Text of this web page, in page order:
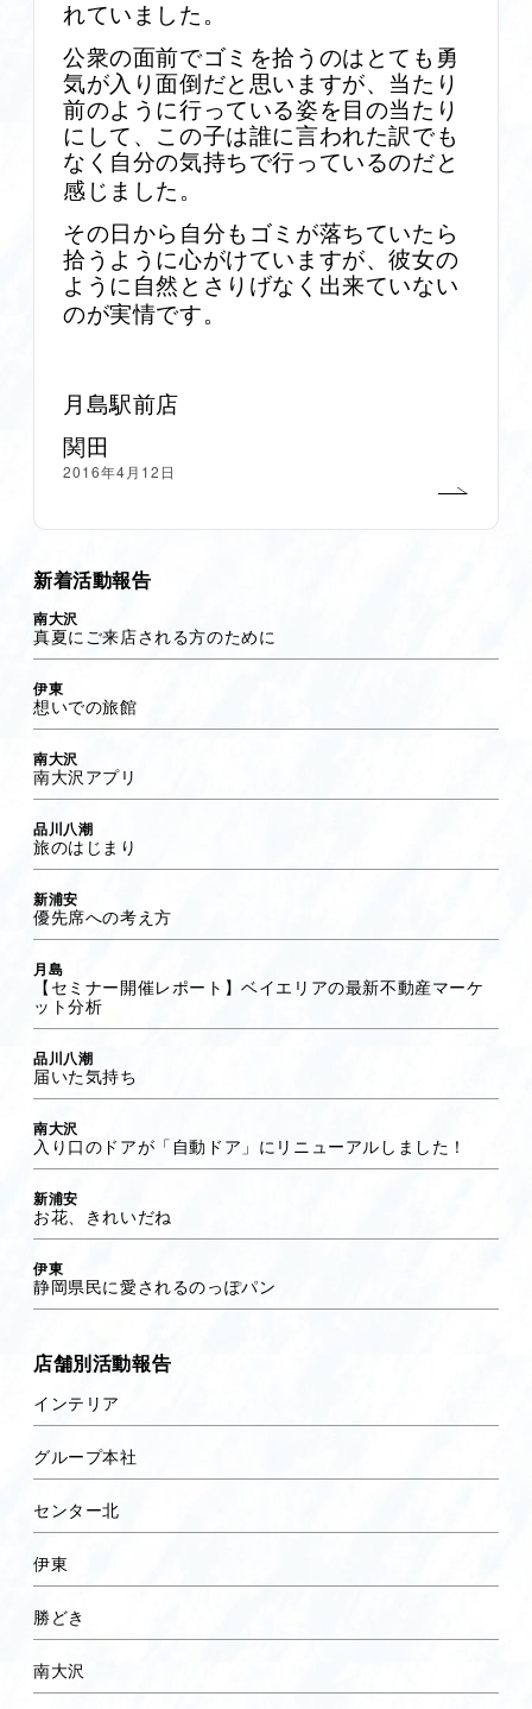
れていました。
公衆の面前でゴミを拾うのはとても勇
気が入り面倒だと思いますが、当たり
前のように行っている姿を目の当たり
にして、この子は誰に言われた訳でも
なく自分の気持ちで行っているのだと
感じました。
その日から自分もゴミが落ちていたら
拾うように心がけていますが、彼女の
ように自然とさりげなく出来ていない
のが実情です。
月島駅前店
関田
2016年4月12日
新着活動報告
南大沢
真夏にご来店される方のために
伊東
想いでの旅館
南大沢
南大沢アプリ
品川八潮
旅のはじまり
新浦安
優先席への考え方
月島
【セミナー開催レポート】ベイエリアの最新不動産マーケ
ット分析
品川八潮
届いた気持ち
南大沢
入り口のドアが「自動ドア」にリニューアルしました！
新浦安
お花、きれいだね
伊東
静岡県民に愛されるのっぽパン
店舗別活動報告
インテリア
グループ本社
センター北
伊東
勝どき
南大沢